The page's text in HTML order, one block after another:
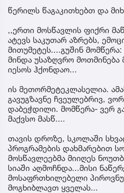
წერილს წაგაკითხებთ და
,,ერთი მოსწავლის ფიქრი
ატევს საკუთარ აზრებს,
მითუმეტეს....გუშინ
მინდა უსაზღვრო
იესოს ჰქონდაო...
ის მეთორმეტეკლასელია.
გავუგზავნე ჩვეულებრივ,
დაბეჭდილი. მომწერა- ვერ
მაქვსო მასწ....
თავის დროზე, სკოლაში
პროგრამების დახმარებით
მოსწავლეებმა მიიღეს
სიაში აღმოჩნდა...მისი
მოსაფრთხილებელი
მოგხიბლავთ ყველას...